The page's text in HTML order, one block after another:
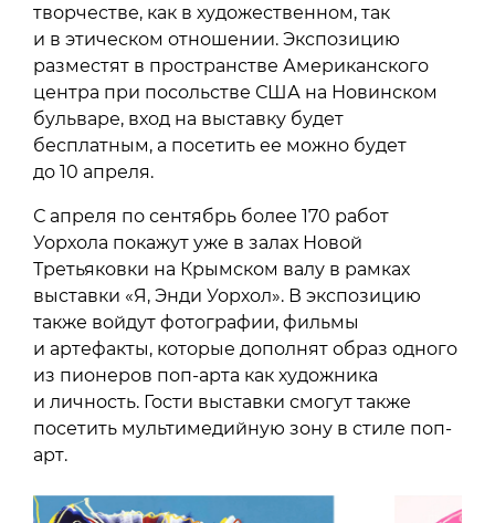
творчестве, как в художественном, так
и в этическом отношении. Экспозицию
разместят в пространстве Американского
центра при посольстве США на Новинском
бульваре, вход на выставку будет
бесплатным, а посетить ее можно будет
до 10 апреля.
С апреля по сентябрь более 170 работ
Уорхола покажут уже в залах Новой
Третьяковки на Крымском валу в рамках
выставки «Я, Энди Уорхол». В экспозицию
также войдут фотографии, фильмы
и артефакты, которые дополнят образ одного
из пионеров поп-арта как художника
и личность. Гости выставки смогут также
посетить мультимедийную зону в стиле поп-
арт.